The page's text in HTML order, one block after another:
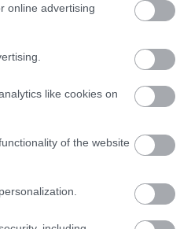
online advertising
like cookies on
of the website
Válasz erre
is látni akarom a saját
a tézisnek a megcáfolási
Válasz erre